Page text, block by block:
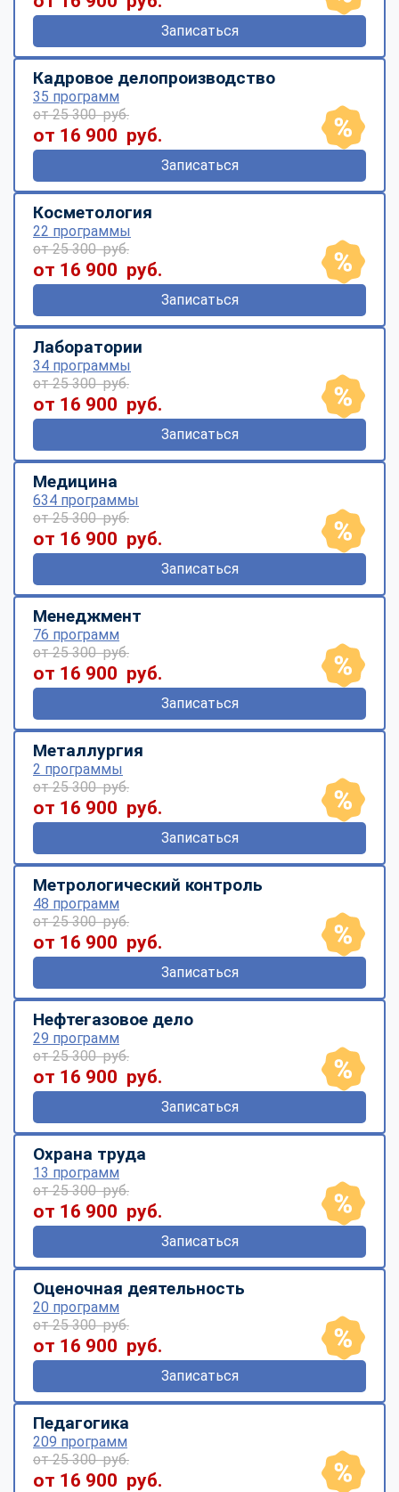
Записаться
Кадровое делопроизводство
35 программ
от 25 300 руб.
от 16 900 руб.
Записаться
Косметология
22 программы
от 25 300 руб.
от 16 900 руб.
Записаться
Лаборатории
34 программы
от 25 300 руб.
от 16 900 руб.
Записаться
Медицина
634 программы
от 25 300 руб.
от 16 900 руб.
Записаться
Менеджмент
76 программ
от 25 300 руб.
от 16 900 руб.
Записаться
Металлургия
2 программы
от 25 300 руб.
от 16 900 руб.
Записаться
Метрологический контроль
48 программ
от 25 300 руб.
от 16 900 руб.
Записаться
Нефтегазовое дело
29 программ
от 25 300 руб.
от 16 900 руб.
Записаться
Охрана труда
13 программ
от 25 300 руб.
от 16 900 руб.
Записаться
Оценочная деятельность
20 программ
от 25 300 руб.
от 16 900 руб.
Записаться
Педагогика
209 программ
от 25 300 руб.
от 16 900 руб.